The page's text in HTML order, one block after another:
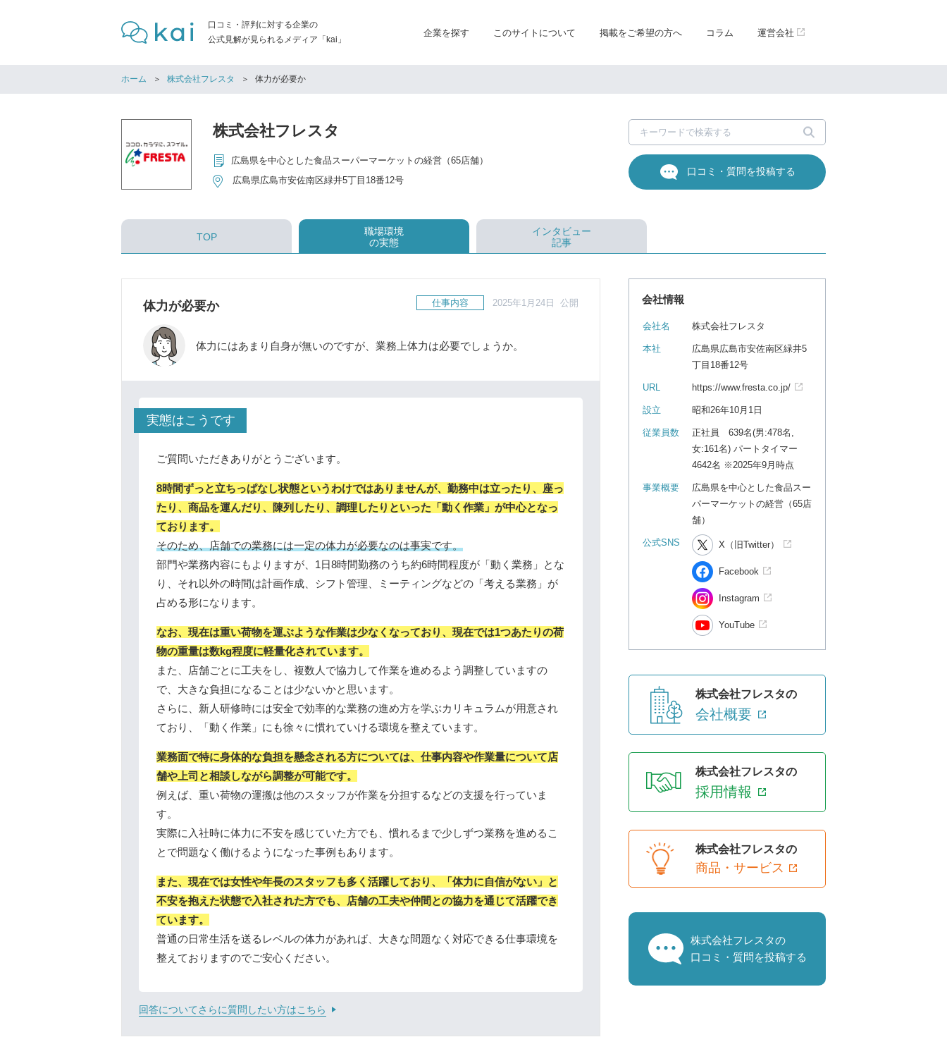
口コミ・評判に対する企業の
公式見解が見られるメディア「kai」
企業を探す このサイトについて 掲載をご希望の方へ コラム 運営会社
ホーム 株式会社フレスタ 体力が必要か
株式会社フレスタ
広島県を中心とした食品スーパーマーケットの経営（65店舗）
広島県広島市安佐南区緑井5丁目18番12号
口コミ・質問を投稿する
TOP
職場環境
の実態
インタビュー
記事
体力が必要か 仕事内容 2025年1月24日 公開
体力にはあまり自身が無いのですが、業務上体力は必要でしょうか。
実態はこうです
ご質問いただきありがとうございます。
8時間ずっと立ちっぱなし状態というわけではありませんが、勤務中は立ったり、座っ
たり、商品を運んだり、陳列したり、調理したりといった「動く作業」が中心となっ
ております。
そのため、店舗での業務には一定の体力が必要なのは事実です。
部門や業務内容にもよりますが、1日8時間勤務のうち約6時間程度が「動く業務」とな
り、それ以外の時間は計画作成、シフト管理、ミーティングなどの「考える業務」が
占める形になります。
なお、現在は重い荷物を運ぶような作業は少なくなっており、現在では1つあたりの荷
物の重量は数kg程度に軽量化されています。
また、店舗ごとに工夫をし、複数人で協力して作業を進めるよう調整していますの
で、大きな負担になることは少ないかと思います。
さらに、新人研修時には安全で効率的な業務の進め方を学ぶカリキュラムが用意され
ており、「動く作業」にも徐々に慣れていける環境を整えています。
業務面で特に身体的な負担を懸念される方については、仕事内容や作業量について店
舗や上司と相談しながら調整が可能です。
例えば、重い荷物の運搬は他のスタッフが作業を分担するなどの支援を行っていま
す。
実際に入社時に体力に不安を感じていた方でも、慣れるまで少しずつ業務を進めるこ
とで問題なく働けるようになった事例もあります。
また、現在では女性や年長のスタッフも多く活躍しており、「体力に自信がない」と
不安を抱えた状態で入社された方でも、店舗の工夫や仲間との協力を通じて活躍でき
ています。
普通の日常生活を送るレベルの体力があれば、大きな問題なく対応できる仕事環境を
整えておりますのでご安心ください。
回答についてさらに質問したい方はこちら
会社情報
会社名 株式会社フレスタ
本社
広島県広島市安佐南区緑井5
丁目18番12号
URL https://www.fresta.co.jp/
設立 昭和26年10月1日
従業員数
正社員 639名(男:478名,
女:161名) パートタイマー
4642名 ※2025年9月時点
事業概要
広島県を中心とした食品スー
パーマーケットの経営（65店
舗）
公式SNS X（旧Twitter）
Facebook
Instagram
YouTube
株式会社フレスタの
会社概要
株式会社フレスタの
採用情報
株式会社フレスタの
商品・サービス
株式会社フレスタの
口コミ・質問を投稿する